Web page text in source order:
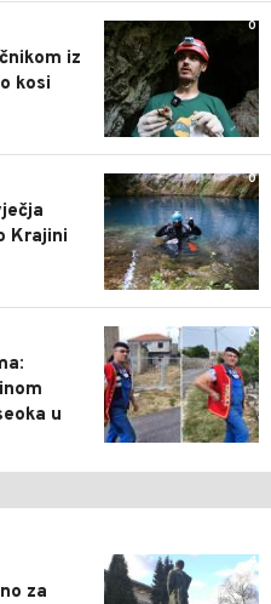
0
iz
kosi
0
Krajini
0
u
4
za